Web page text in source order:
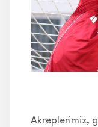
Akreplerimiz,